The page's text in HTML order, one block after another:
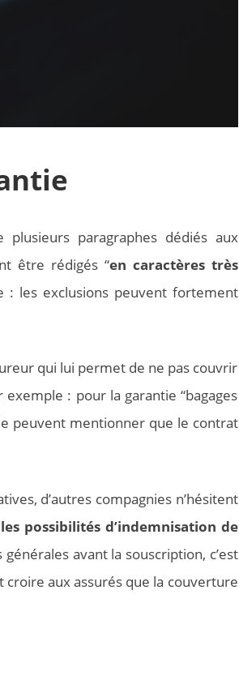
paragraphes dédiés aux
être rédigés “en caractères très
: les exclusions peuvent fortement
qui lui permet de ne pas couvrir
: pour la garantie “bagages
peuvent mentionner que le contrat
d’autres compagnies n’hésitent
possibilités d’indemnisation de
avant la souscription, c’est
aux assurés que la couverture